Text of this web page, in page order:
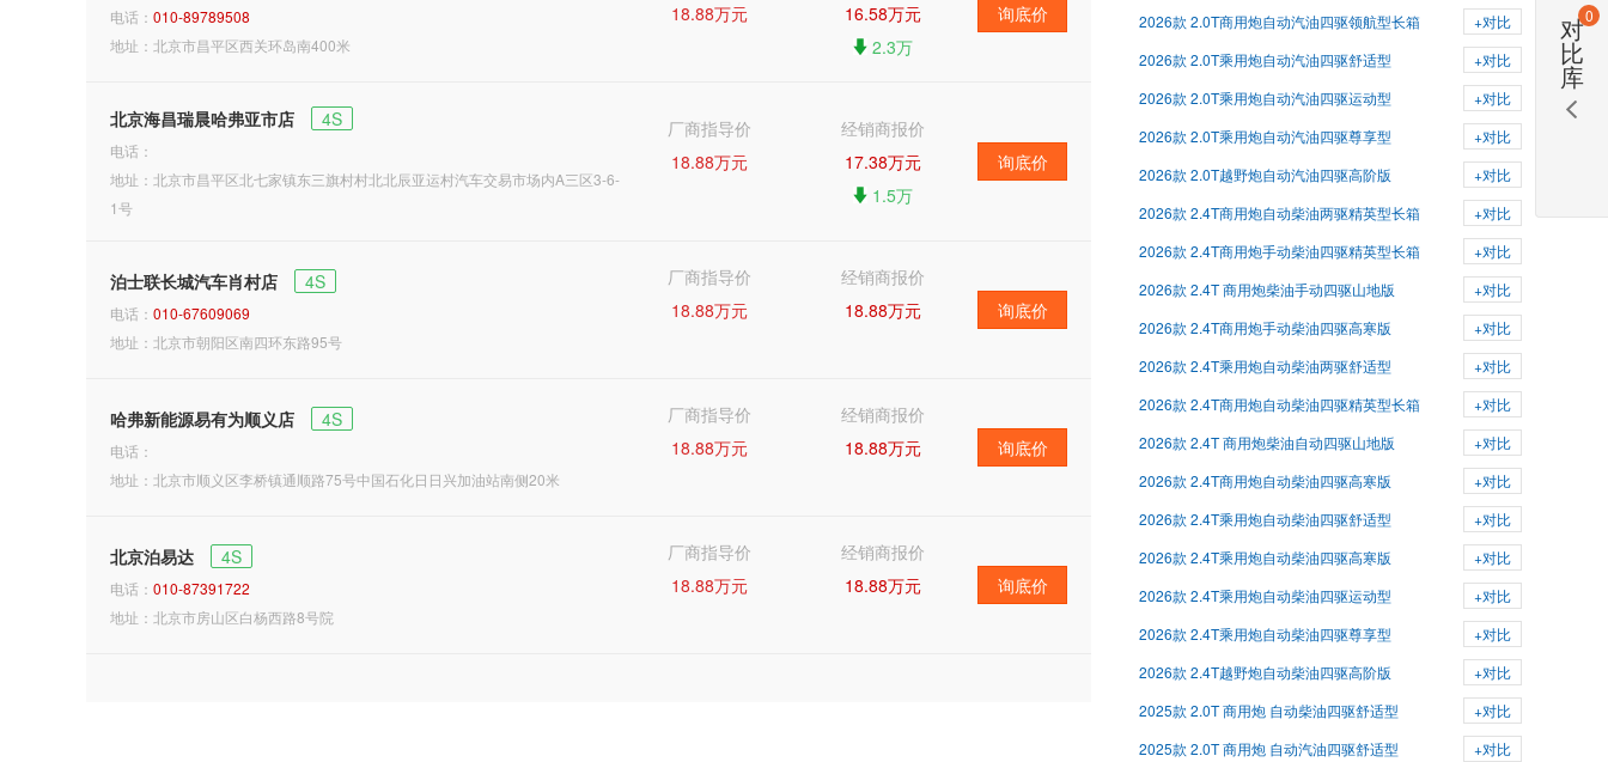
电话： 010-89789508
地址：北京市昌平区西关环岛南400米
18.88万元
16.58万元
2.3万
询底价
北京海昌瑞晨哈弗亚市店 4S
电话：
地址：北京市昌平区北七家镇东三旗村村北北辰亚运村汽车交易市场内A三区3-6-
1号
厂商指导价
18.88万元
经销商报价
17.38万元
1.5万
询底价
泊士联长城汽车肖村店 4S
电话： 010-67609069
地址：北京市朝阳区南四环东路95号
厂商指导价
18.88万元
经销商报价
18.88万元
询底价
哈弗新能源易有为顺义店 4S
电话：
地址：北京市顺义区李桥镇通顺路75号中国石化日日兴加油站南侧20米
厂商指导价
18.88万元
经销商报价
18.88万元
询底价
北京泊易达 4S
电话： 010-87391722
地址：北京市房山区白杨西路8号院
厂商指导价
18.88万元
经销商报价
18.88万元
询底价
+对比
2026款 2.0T商用炮自动汽油四驱领航型长箱
+对比
2026款 2.0T乘用炮自动汽油四驱舒适型
+对比
2026款 2.0T乘用炮自动汽油四驱运动型
+对比
2026款 2.0T乘用炮自动汽油四驱尊享型
+对比
2026款 2.0T越野炮自动汽油四驱高阶版
+对比
2026款 2.4T商用炮自动柴油两驱精英型长箱
+对比
2026款 2.4T商用炮手动柴油四驱精英型长箱
+对比
2026款 2.4T 商用炮柴油手动四驱山地版
+对比
2026款 2.4T商用炮手动柴油四驱高寒版
+对比
2026款 2.4T乘用炮自动柴油两驱舒适型
+对比
2026款 2.4T商用炮自动柴油四驱精英型长箱
+对比
2026款 2.4T 商用炮柴油自动四驱山地版
+对比
2026款 2.4T商用炮自动柴油四驱高寒版
+对比
2026款 2.4T乘用炮自动柴油四驱舒适型
+对比
2026款 2.4T乘用炮自动柴油四驱高寒版
+对比
2026款 2.4T乘用炮自动柴油四驱运动型
+对比
2026款 2.4T乘用炮自动柴油四驱尊享型
+对比
2026款 2.4T越野炮自动柴油四驱高阶版
+对比
2025款 2.0T 商用炮 自动柴油四驱舒适型
+对比
2025款 2.0T 商用炮 自动汽油四驱舒适型
对
比
库
0